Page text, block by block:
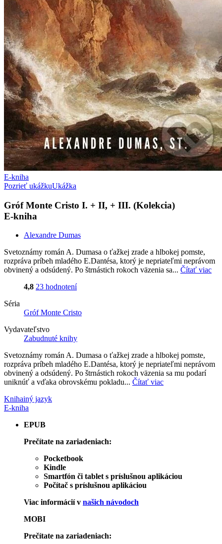
E-kniha
Pozrieť ukážkuUkážka
Gróf Monte Cristo I. + II, + III. (Kolekcia)
E-kniha
Alexandre Dumas
Svetoznámy román A. Dumasa o ťažkej zrade a hlbokej pomste,
rozpráva príbeh mladého E.Dantésa, ktorý je nepriateľmi neprávom
obvinený a odsúdený. Po štrnástich rokoch väzenia sa... Čítať viac
4,8 23 hodnotení
Séria
Gróf Monte Cristo
Vydavateľstvo
Zabudnuté knihy
Svetoznámy román A. Dumasa o ťažkej zrade a hlbokej pomste,
rozpráva príbeh mladého E.Dantésa, ktorý je nepriateľmi neprávom
obvinený a odsúdený. Po štrnástich rokoch väzenia sa mu podarí
uniknúť a vďaka obrovskému pokladu... Čítať viac
Knihainý jazyk
E-kniha
EPUB
Prečítate na zariadeniach:
Pocketbook
Kindle
Smartfón či tablet s príslušnou aplikáciou
Počítač s príslušnou aplikáciou
Viac informácií v našich návodoch
MOBI
Prečítate na zariadeniach: